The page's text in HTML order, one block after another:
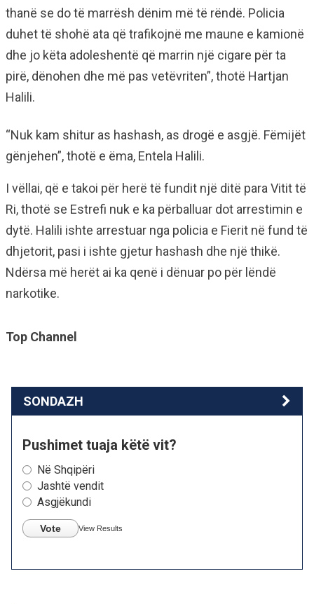
thanë se do të marrësh dënim më të rëndë. Policia
duhet të shohë ata që trafikojnë me maune e kamionë
dhe jo këta adoleshentë që marrin një cigare për ta
pirë, dënohen dhe më pas vetëvriten”, thotë Hartjan
Halili.
“Nuk kam shitur as hashash, as drogë e asgjë. Fëmijët
gënjehen”, thotë e ëma, Entela Halili.
I vëllai, që e takoi për herë të fundit një ditë para Vitit të
Ri, thotë se Estrefi nuk e ka përballuar dot arrestimin e
dytë. Halili ishte arrestuar nga policia e Fierit në fund të
dhjetorit, pasi i ishte gjetur hashash dhe një thikë.
Ndërsa më herët ai ka qenë i dënuar po për lëndë
narkotike.
Top Channel
SONDAZH
Pushimet tuaja këtë vit?
Në Shqipëri
Jashtë vendit
Asgjëkundi
Vote View Results